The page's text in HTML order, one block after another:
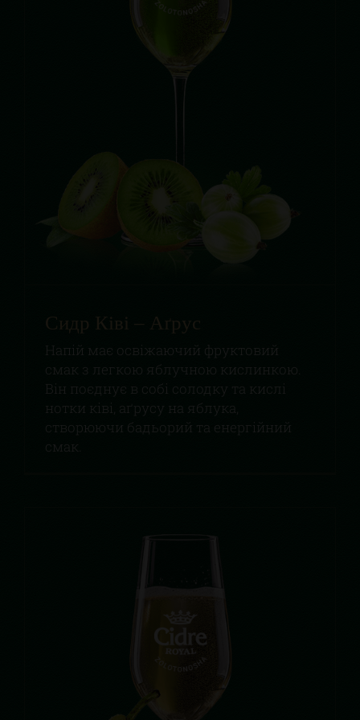
Напій має освіжаючий фруктовий
смак з легкою яблучною кислинкою.
Він поєднує в собі солодку та кислі
нотки ківі, аґрусу на яблука,
створюючи бадьорий та енергійний
смак.